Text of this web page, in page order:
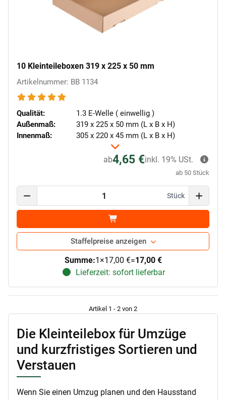
10 Kleinteileboxen 319 x 225 x 50 mm
Artikelnummer: BB 1134
Qualität:
1.3 E-Welle ( einwellig )
Außenmaß:
319 x 225 x 50 mm (L x B x H)
Innenmaß:
305 x 220 x 45 mm (L x B x H)
ab4,65 €
ab 50 Stück
inkl. 19% USt.
Stück
Staffelpreise anzeigen
Summe:1 ×17,00 €=17,00 €
Lieferzeit: sofort lieferbar
Artikel 1 - 2 von 2
Die Kleinteilebox für Umzüge
und kurzfristiges Sortieren und
Verstauen
Wenn Sie einen Umzug planen und den Hausstand